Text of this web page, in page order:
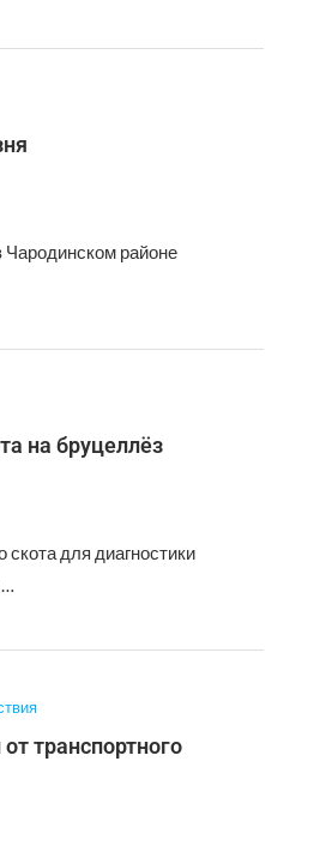
Чародинском районе
на бруцеллёз
скота для диагностики
…
транспортного